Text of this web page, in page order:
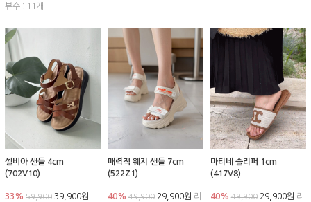
뷰수 : 11개
셀비아 샌들 4cm
(702V10)
33% 59,900 39,900원
매력적 웨지 샌들 7cm
(522Z1)
40% 49,90029,900원 리
마티네 슬리퍼 1cm
(417V8)
40% 49,90029,900원 리